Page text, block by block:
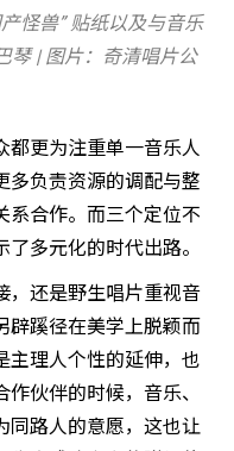
怪兽” 贴纸以及与音乐
琴 | 图片：奇清唱片公
都更为注重单一音乐人
多负责资源的调配与整
系合作。而三个定位不
多元化的时代出路。
，还是野生唱片重视音
辟蹊径在美学上脱颖而
主理人个性的延伸，也
伙伴的时候，音乐、
同路人的意愿，这也让